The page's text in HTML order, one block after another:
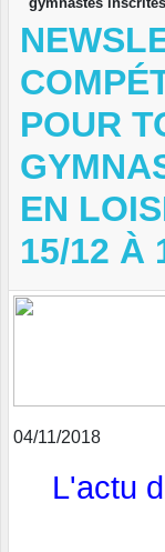
POUR
EN
15/12 À
04/11/2018
L'actu